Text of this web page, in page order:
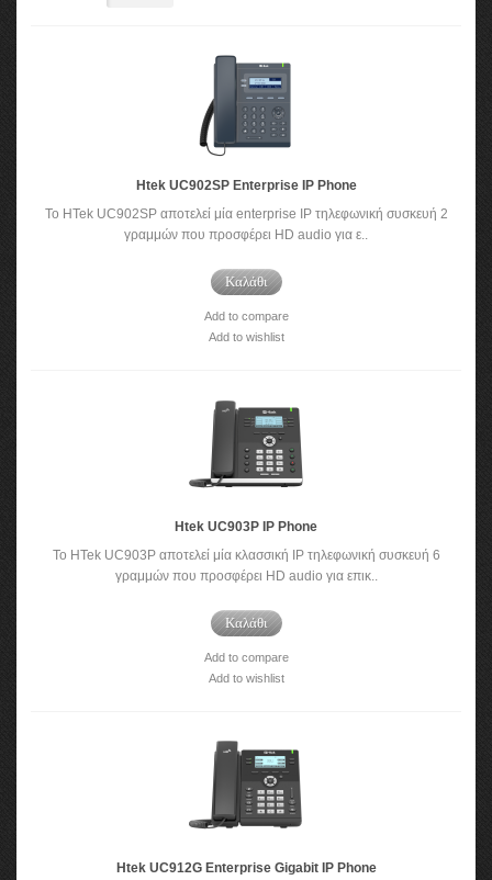
Htek UC902SP Enterprise IP Phone
To HTek UC902SP αποτελεί μία enterprise IP τηλεφωνική συσκευή 2
γραμμών που προσφέρει HD audio για ε..
Καλάθι
Add to compare
Add to wishlist
Htek UC903P IP Phone
To HTek UC903P αποτελεί μία κλασσική IP τηλεφωνική συσκευή 6
γραμμών που προσφέρει HD audio για επικ..
Καλάθι
Add to compare
Add to wishlist
Htek UC912G Enterprise Gigabit IP Phone